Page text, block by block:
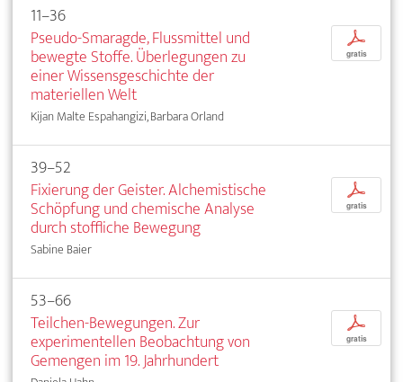
11–36
Pseudo-Smaragde, Flussmittel und
bewegte Stoffe. Überlegungen zu
einer Wissensgeschichte der
materiellen Welt
Kijan Malte Espahangizi, Barbara Orland
p
gratis
39–52
Fixierung der Geister. Alchemistische
Schöpfung und chemische Analyse
durch stoffliche Bewegung
Sabine Baier
p
gratis
53–66
Teilchen-Bewegungen. Zur
experimentellen Beobachtung von
Gemengen im 19. Jahrhundert
p
gratis